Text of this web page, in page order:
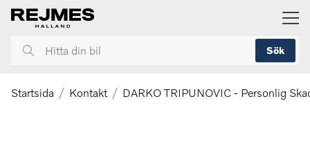
huvudinnehållet
Hitta
bil
Sök
Startsida Kontakt DARKO TRIPUNOVIC - Personlig